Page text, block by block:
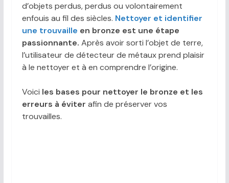
d’objets perdus, perdus ou volontairement
enfouis au fil des siècles. Nettoyer et identifier
une trouvaille en bronze est une étape
passionnante. Après avoir sorti l’objet de terre,
l’utilisateur de détecteur de métaux prend plaisir
à le nettoyer et à en comprendre l’origine.
Voici les bases pour nettoyer le bronze et les
erreurs à éviter afin de préserver vos
trouvailles.